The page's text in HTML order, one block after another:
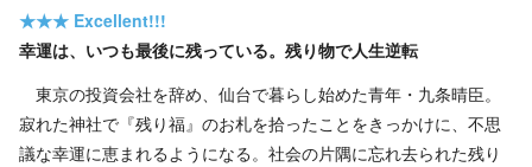
★★★ Excellent!!!
幸運は、いつも最後に残っている。残り物で人生逆転
東京の投資会社を辞め、仙台で暮らし始めた青年・九条晴臣。
寂れた神社で『残り福』のお札を拾ったことをきっかけに、不思
議な幸運に恵まれるようになる。社会の片隅に忘れ去られた残り